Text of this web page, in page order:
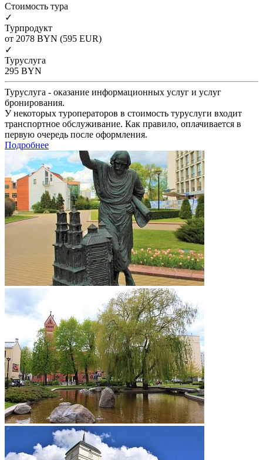
Cтоимость тура
✓
Турпродукт
от 2078 BYN (595 EUR)
✓
Туруслуга
295 BYN
Туруслуга - оказание информационных услуг и услуг
бронирования.
У некоторых туроператоров в стоимость туруслуги входит
транспортное обслуживание. Как правило, оплачивается в
первую очередь после оформления.
Подробнее